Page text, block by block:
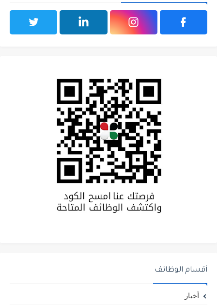
أقسام الوظائف
أخبار